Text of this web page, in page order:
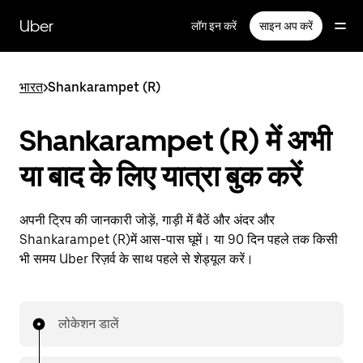
सामग्री
पर
Uber लॉग इन करें साइन अप करें
भारत>Shankarampet (R)
Shankarampet (R) में अभी
या बाद के लिए यात्रा बुक करें
अपनी ट्रिप की जानकारी जोड़ें, गाड़ी में बैठें और अंदर और
Shankarampet (R)में आस-पास घूमें। या 90 दिन पहले तक किसी
भी समय Uber रिज़र्व के साथ पहले से शेड्यूल करें।
लोकेशन डालें